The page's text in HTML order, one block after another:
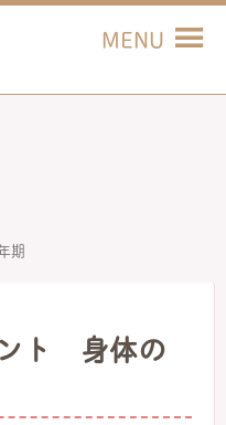
期
ト 身体の